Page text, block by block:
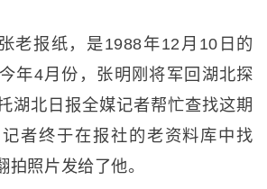
老报纸，是1988年12月10日的
年4月份，张明刚将军回湖北探
湖北日报全媒记者帮忙查找这期
者终于在报社的老资料库中找
拍照片发给了他。